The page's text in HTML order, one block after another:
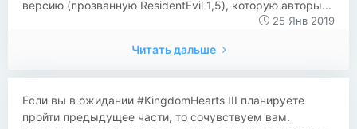
версию (прозванную ResidentEvil 1,5), которую авторы...
25 Янв 2019
Читать дальше
Если вы в ожидании #KingdomHearts III планируете
пройти предыдущее части, то сочувствуем вам.